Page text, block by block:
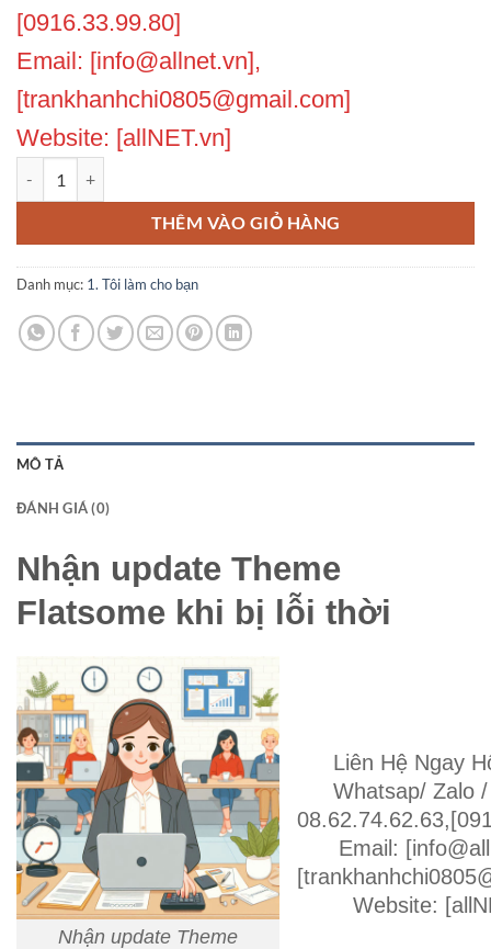
[0916.33.99.80]
Email: [info@allnet.vn],
[trankhanhchi0805@gmail.com]
Website: [allNET.vn]
THÊM VÀO GIỎ HÀNG
Danh mục: 1. Tôi làm cho bạn
MÔ TẢ
ĐÁNH GIÁ (0)
Nhận update Theme
Flatsome khi bị lỗi thời
Nhận update Theme
Liên Hệ Ngay
Whatsap/ Zalo
Email:
Website: